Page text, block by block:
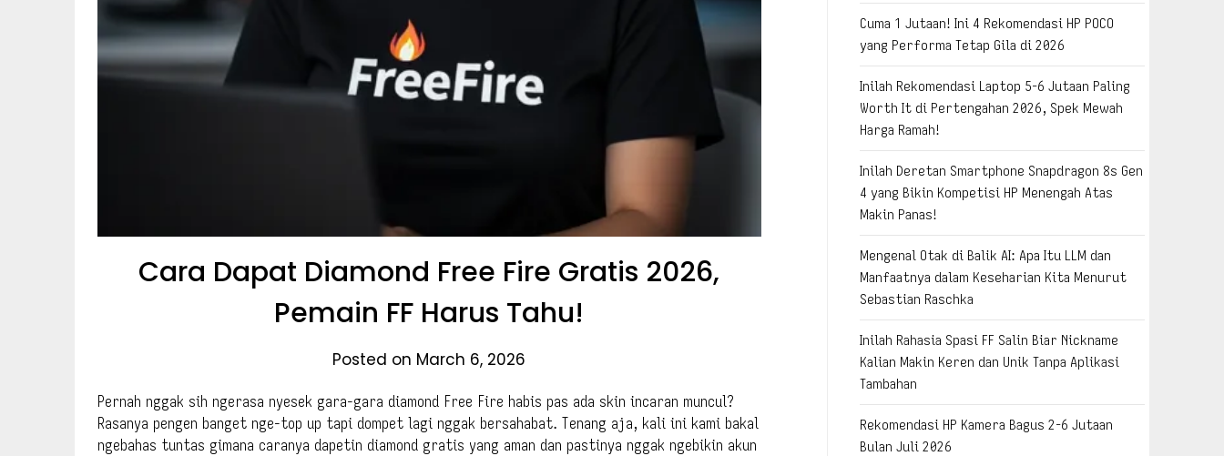
Cara Dapat Diamond Free Fire Gratis 2026,
Pemain FF Harus Tahu!
Posted on March 6, 2026
Pernah nggak sih ngerasa nyesek gara-gara diamond Free Fire habis pas ada skin incaran muncul?
Rasanya pengen banget nge-top up tapi dompet lagi nggak bersahabat. Tenang aja, kali ini kami bakal
ngebahas tuntas gimana caranya dapetin diamond gratis yang aman dan pastinya nggak ngebikin akun
Cuma 1 Jutaan! Ini 4 Rekomendasi HP POCO
yang Performa Tetap Gila di 2026
Inilah Rekomendasi Laptop 5-6 Jutaan Paling
Worth It di Pertengahan 2026, Spek Mewah
Harga Ramah!
Inilah Deretan Smartphone Snapdragon 8s Gen
4 yang Bikin Kompetisi HP Menengah Atas
Makin Panas!
Mengenal Otak di Balik AI: Apa Itu LLM dan
Manfaatnya dalam Keseharian Kita Menurut
Sebastian Raschka
Inilah Rahasia Spasi FF Salin Biar Nickname
Kalian Makin Keren dan Unik Tanpa Aplikasi
Tambahan
Rekomendasi HP Kamera Bagus 2-6 Jutaan
Bulan Juli 2026